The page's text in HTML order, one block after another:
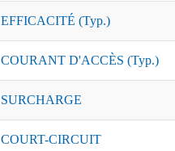
EFFICACITÉ (Typ.)
COURANT D'ACCÈS (Typ.)
SURCHARGE
COURT-CIRCUIT